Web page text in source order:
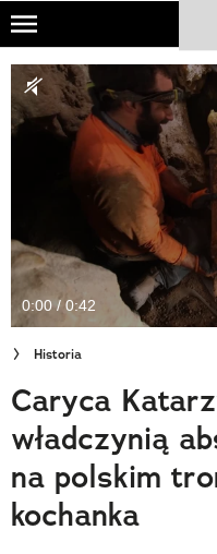
Skip
main
content
NATIONAL GEOGRAPHIC
TRAVELER
PODCASTY
Newsletter
Cuda Polski
Wielki Konkurs Fotograficzny
Trendbook Podróżniczy
Polecane
0:00 / 0:42
Historia
Caryca
władczynią
na polskim
kochanka